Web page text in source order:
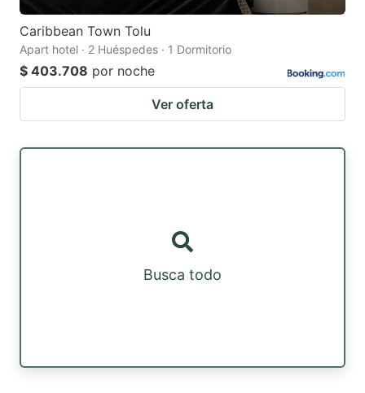
Caribbean Town Tolu
Apart hotel · 2 Huéspedes · 1 Dormitorio
$ 403.708 por noche
Ver oferta
Busca todo